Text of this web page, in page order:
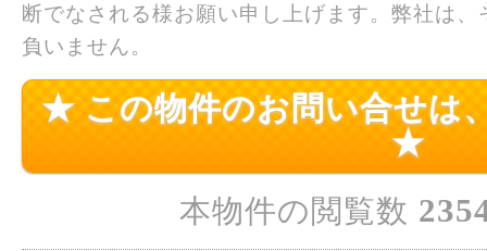
断でなされる様お願い申し上げます。弊社は
負いません。
★ この物件のお問い合せは
★
本物件の閲覧数